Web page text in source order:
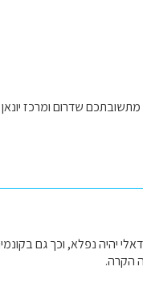
שדרום ומרכז
יהיה נפלא, וכך גם
הקרה.